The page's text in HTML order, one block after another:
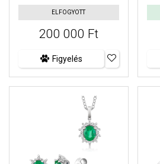
ELFOGYOTT
200 000 Ft
Figyelés